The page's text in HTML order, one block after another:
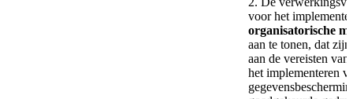
voor het
organisatorische
aan te tonen, dat
aan de vereisten
het implementeren